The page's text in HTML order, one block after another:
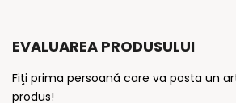
EVALUAREA PRODUSULUI
Fiţi prima persoană care va posta un
produs!